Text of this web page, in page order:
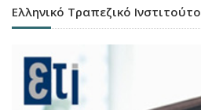
Ελληνικό Τραπεζικό Ινστιτούτο